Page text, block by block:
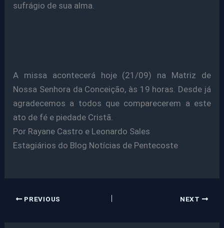
sufrágio de sua alma.
A missa acontecerá hoje (21/09) na Matriz de
Nossa Senhora da Conceição, às 19 horas. Desde já
agradecemos a todos que comparecerem a este
ato de fé e piedade Cristã.
Por Rayane Castro e Leonardo Sales
Estagiários do Blog Notícias de Pentecoste
PREVIOUS NEXT